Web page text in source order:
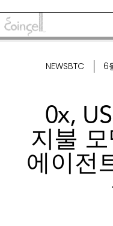
NEWSBTC 6
0x,
지불
에이전